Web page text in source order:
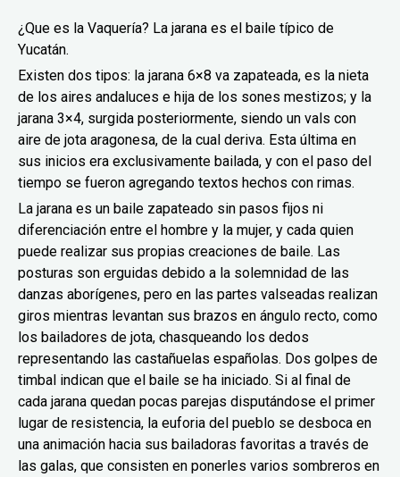
¿Que es la Vaquería? La jarana es el baile típico de
Yucatán.
Existen dos tipos: la jarana 6×8 va zapateada, es la nieta
de los aires andaluces e hija de los sones mestizos; y la
jarana 3×4, surgida posteriormente, siendo un vals con
aire de jota aragonesa, de la cual deriva. Esta última en
sus inicios era exclusivamente bailada, y con el paso del
tiempo se fueron agregando textos hechos con rimas.
La jarana es un baile zapateado sin pasos fijos ni
diferenciación entre el hombre y la mujer, y cada quien
puede realizar sus propias creaciones de baile. Las
posturas son erguidas debido a la solemnidad de las
danzas aborígenes, pero en las partes valseadas realizan
giros mientras levantan sus brazos en ángulo recto, como
los bailadores de jota, chasqueando los dedos
representando las castañuelas españolas. Dos golpes de
timbal indican que el baile se ha iniciado. Si al final de
cada jarana quedan pocas parejas disputándose el primer
lugar de resistencia, la euforia del pueblo se desboca en
una animación hacia sus bailadoras favoritas a través de
las galas, que consisten en ponerles varios sombreros en